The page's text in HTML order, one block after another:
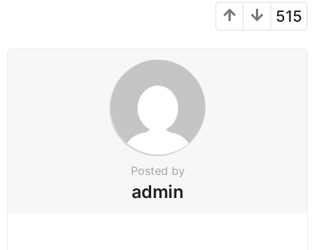
515
Posted by
admin